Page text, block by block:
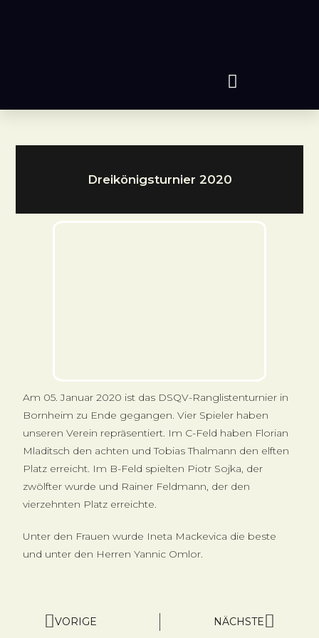
Dreikönigsturnier 2020
Am 05. Januar 2020 ist das DSQV-Ranglistenturnier in
Bornheim zu Ende gegangen. Vier Spieler haben
unseren Verein repräsentiert. Im C-Feld haben Florian
Mladitsch den achten und Tobias Thalmann den elften
Platz erreicht. Im B-Feld spielten Piotr Sojka, der
zwölfter wurde und Rainer Feldmann, der den
vierzehnten Platz erreichte.
Unter den Frauen wurde Ineta Mackevica die beste
und unter den Herren Yannic Omlor.
VORIGE NÄCHSTE